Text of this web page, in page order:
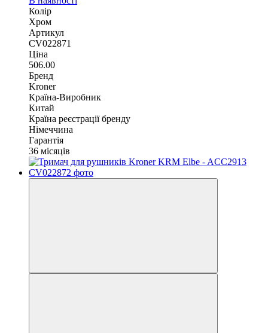
Колір
Хром
Артикул
CV022871
Ціна
506.00
Бренд
Kroner
Країна-Виробник
Китай
Країна реєстрації бренду
Німеччина
Гарантія
36 місяців